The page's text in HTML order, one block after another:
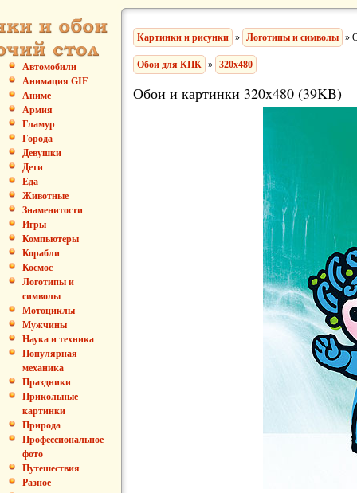
Автомобили
Анимация GIF
Аниме
Армия
Гламур
Города
Девушки
Дети
Еда
Животные
Знаменитости
Игры
Компьютеры
Корабли
Космос
Логотипы и
символы
Мотоциклы
Мужчины
Наука и техника
Популярная
механика
Праздники
Прикольные
картинки
Природа
Профессиональное
фото
Путешествия
Разное
Картинки и рисунки » Логотипы и символы »
Обои для КПК » 320x480
Обои и картинки 320x480 (39KB)